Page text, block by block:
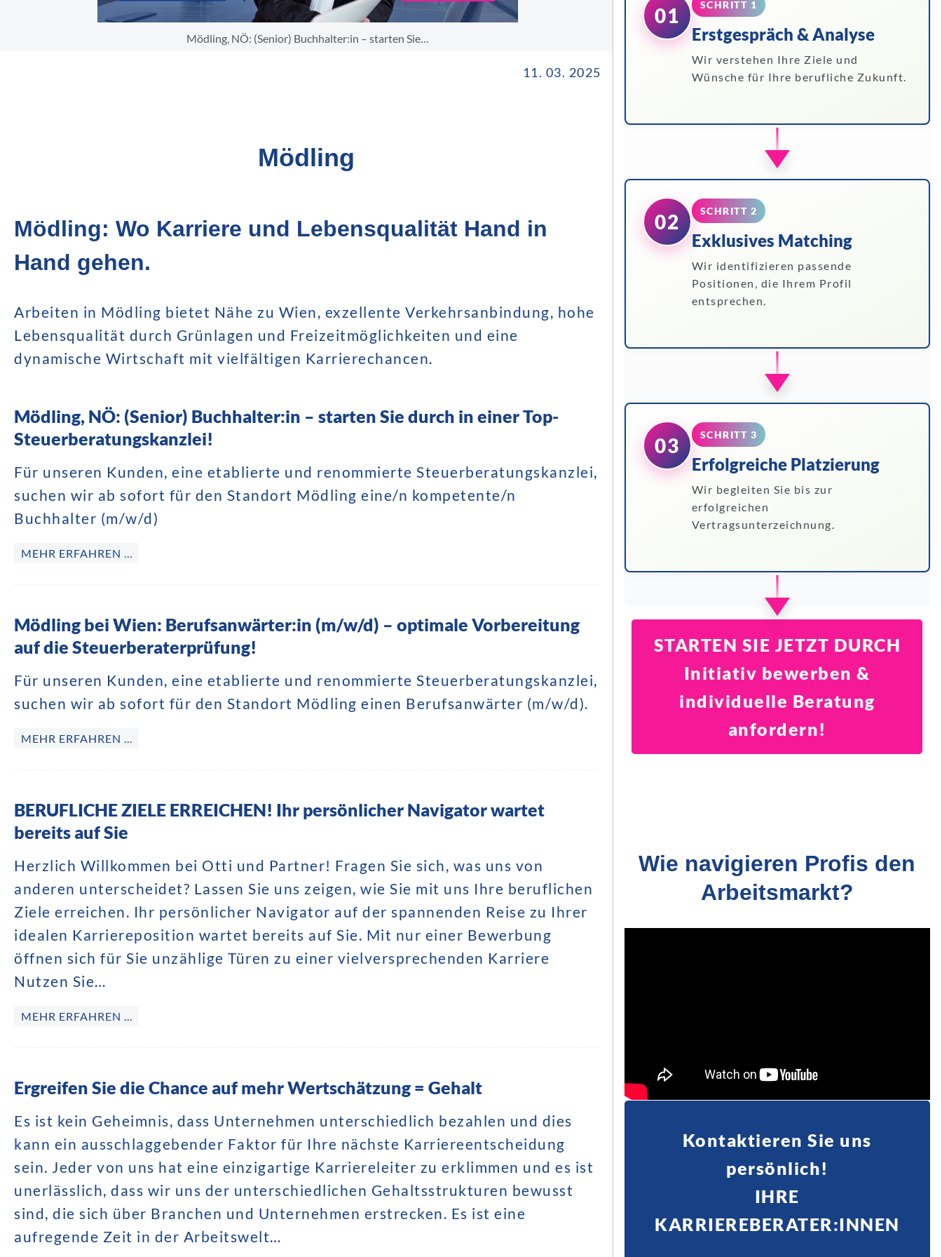
Mödling, NÖ: (Senior) Buchhalter:in – starten Sie…
11. 03. 2025
Mödling
Mödling: Wo Karriere und Lebensqualität Hand in
Hand gehen.
Arbeiten in Mödling bietet Nähe zu Wien, exzellente Verkehrsanbindung, hohe
Lebensqualität durch Grünlagen und Freizeitmöglichkeiten und eine
dynamische Wirtschaft mit vielfältigen Karrierechancen.
Mödling, NÖ: (Senior) Buchhalter:in – starten Sie durch in einer Top-
Steuerberatungskanzlei!
Für unseren Kunden, eine etablierte und renommierte Steuerberatungskanzlei,
suchen wir ab sofort für den Standort Mödling eine/n kompetente/n
Buchhalter (m/w/d)
MEHR ERFAHREN …
Mödling bei Wien: Berufsanwärter:in (m/w/d) – optimale Vorbereitung
auf die Steuerberaterprüfung!
Für unseren Kunden, eine etablierte und renommierte Steuerberatungskanzlei,
suchen wir ab sofort für den Standort Mödling einen Berufsanwärter (m/w/d).
MEHR ERFAHREN …
BERUFLICHE ZIELE ERREICHEN! Ihr persönlicher Navigator wartet
bereits auf Sie
Herzlich Willkommen bei Otti und Partner! Fragen Sie sich, was uns von
anderen unterscheidet? Lassen Sie uns zeigen, wie Sie mit uns Ihre beruflichen
Ziele erreichen. Ihr persönlicher Navigator auf der spannenden Reise zu Ihrer
idealen Karriereposition wartet bereits auf Sie. Mit nur einer Bewerbung
öffnen sich für Sie unzählige Türen zu einer vielversprechenden Karriere
Nutzen Sie…
MEHR ERFAHREN …
Ergreifen Sie die Chance auf mehr Wertschätzung = Gehalt
Es ist kein Geheimnis, dass Unternehmen unterschiedlich bezahlen und dies
kann ein ausschlaggebender Faktor für Ihre nächste Karriereentscheidung
sein. Jeder von uns hat eine einzigartige Karriereleiter zu erklimmen und es ist
unerlässlich, dass wir uns der unterschiedlichen Gehaltsstrukturen bewusst
sind, die sich über Branchen und Unternehmen erstrecken. Es ist eine
aufregende Zeit in der Arbeitswelt…
01 SCHRITT 1
Erstgespräch & Analyse
Wir verstehen Ihre Ziele und
Wünsche für Ihre berufliche Zukunft.
02 SCHRITT 2
Exklusives Matching
Wir identifizieren passende
Positionen, die Ihrem Profil
entsprechen.
03 SCHRITT 3
Erfolgreiche Platzierung
Wir begleiten Sie bis zur
erfolgreichen
Vertragsunterzeichnung.
STARTEN SIE JETZT DURCH
Initiativ bewerben &
individuelle Beratung
anfordern!
Wie navigieren Profis den
Arbeitsmarkt?
Kontaktieren Sie uns
persönlich!
IHRE
KARRIEREBERATER:INNEN